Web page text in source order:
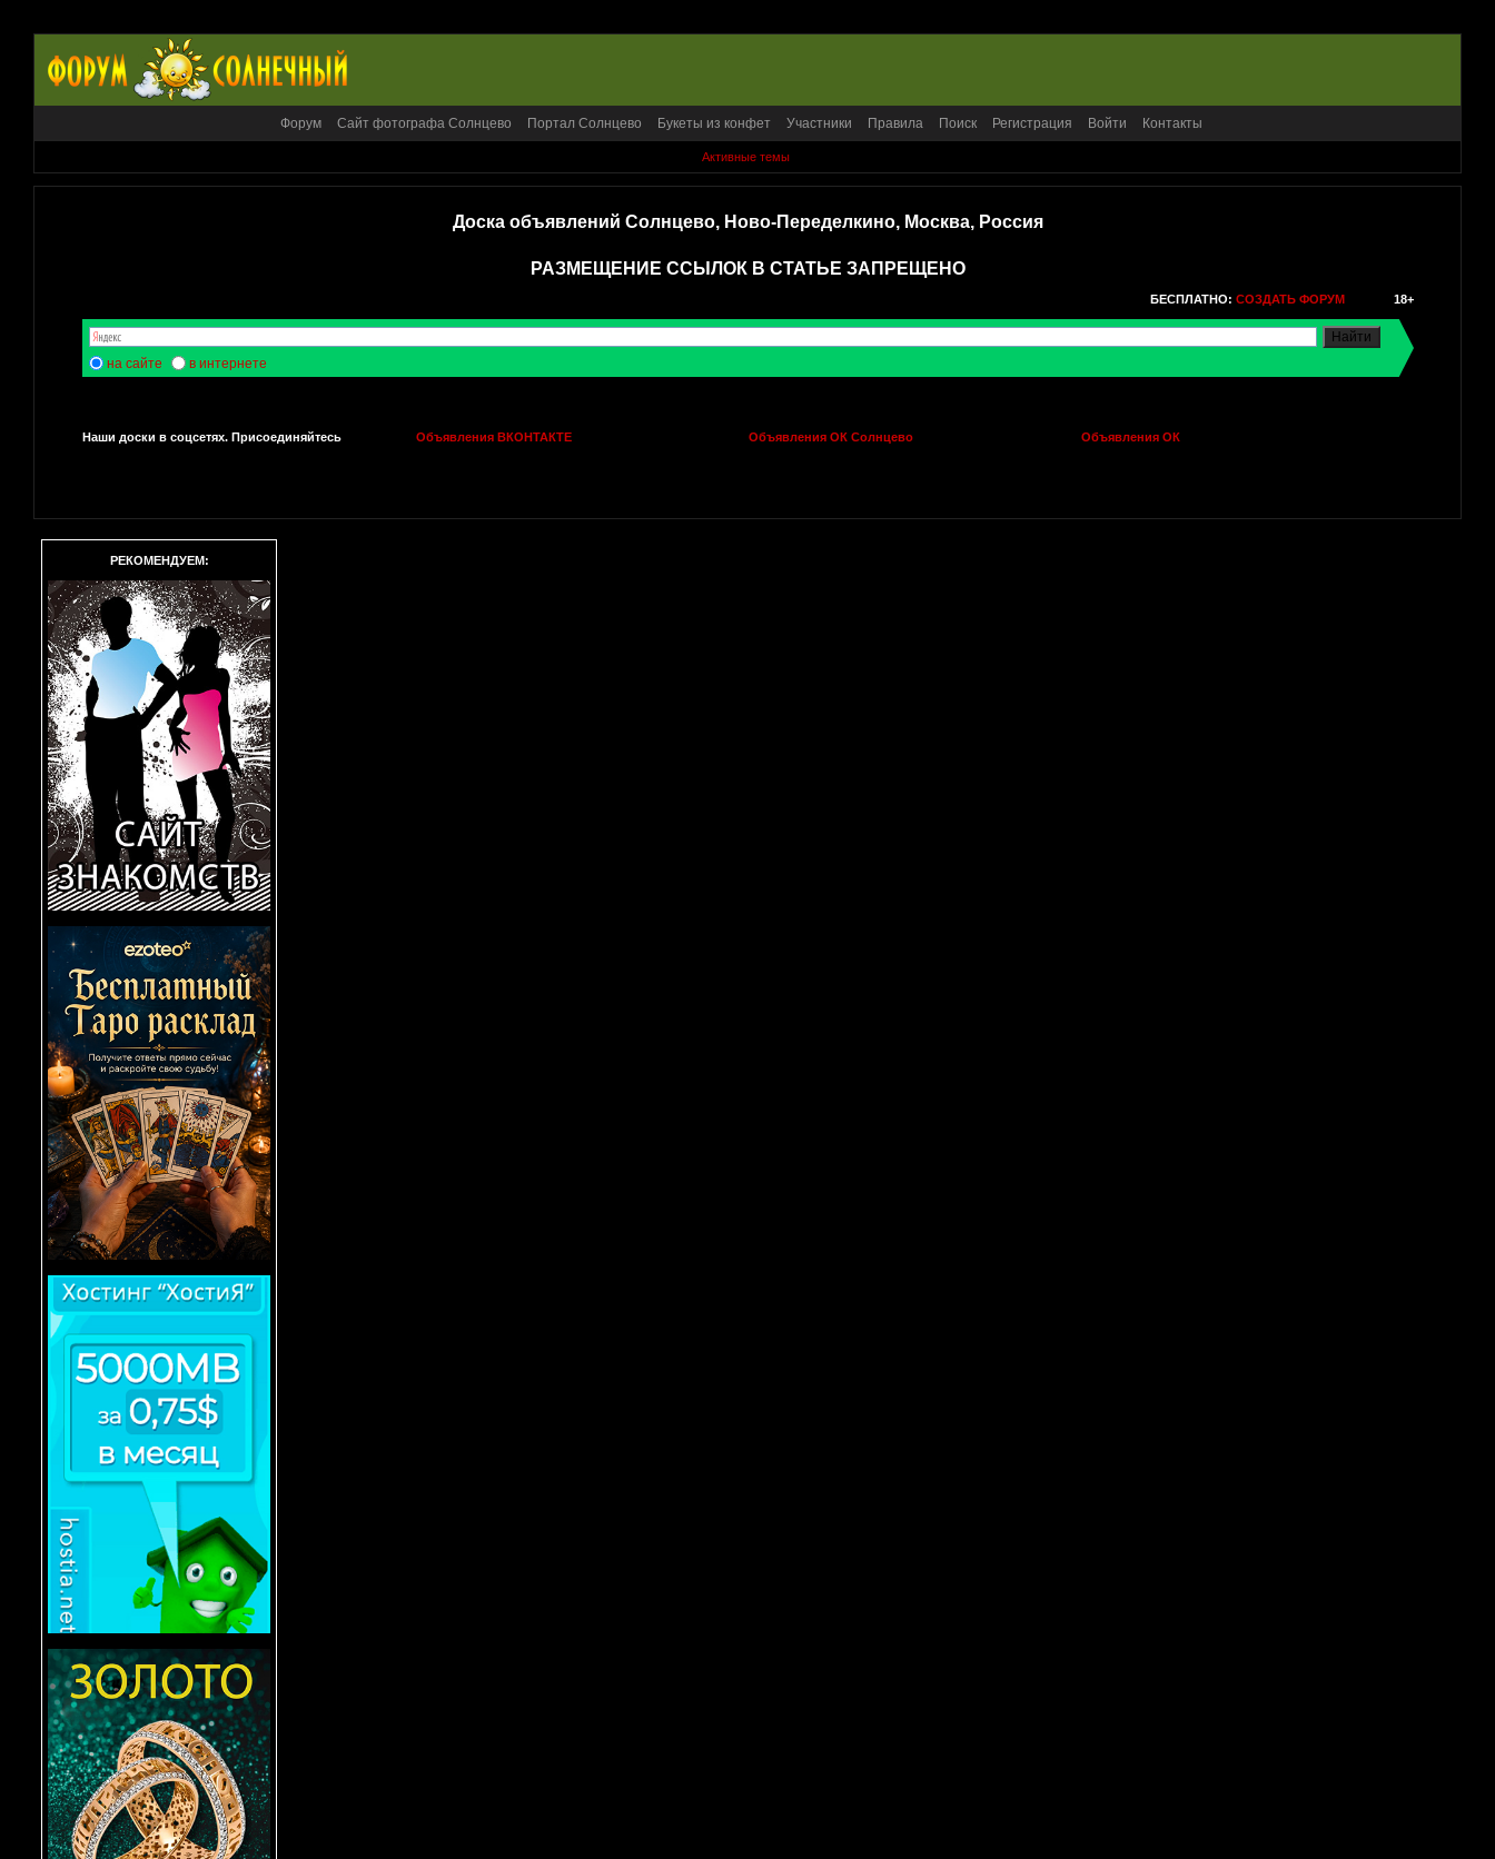
Форум Сайт фотографа Солнцево Портал Солнцево Букеты из конфет Участники Правила Поиск Регистрация Войти Контакты
Активные темы
Доска объявлений Солнцево, Ново-Переделкино, Москва, Россия
РАЗМЕЩЕНИЕ ССЫЛОК В СТАТЬЕ ЗАПРЕЩЕНО
БЕСПЛАТНО: СОЗДАТЬ ФОРУМ 18+
на сайте в интернете
Наши доски в соцсетях. Присоединяйтесь Объявления ВКОНТАКТЕ Объявления ОК Солнцево Объявления ОК
РЕКОМЕНДУЕМ: